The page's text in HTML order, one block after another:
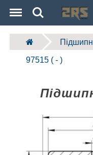
Search
97515 ( - )